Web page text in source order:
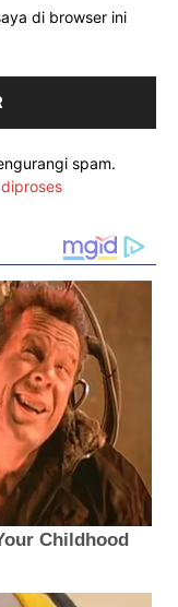
di browser ini
spam.